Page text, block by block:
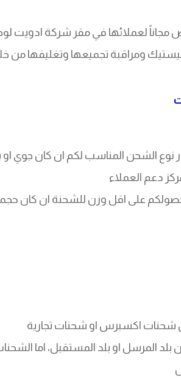
لعملائها في مقر شركة ادويت
ومراقبة تجميعها وتغليفها من
نوع الشحن المناسب لكم ان كان جوي او
دعم العملاء
على اقل وزن للشحنة ان كان
شحنات اكسبرس او شحنات تجارية
او بلد المستقبل، اما الشحنات